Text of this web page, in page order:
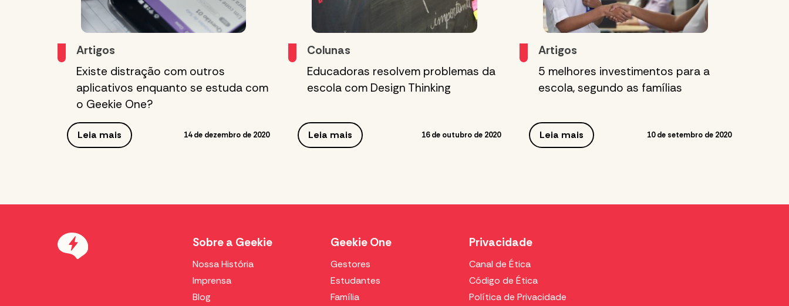
Artigos
Existe distração com outros
aplicativos enquanto se estuda com
o Geekie One?
Leia mais 14 de dezembro de 2020
Colunas
Educadoras resolvem problemas da
escola com Design Thinking
Leia mais 16 de outubro de 2020
Artigos
5 melhores investimentos para a
escola, segundo as famílias
Leia mais 10 de setembro de 2020
Sobre a Geekie
Nossa História
Imprensa
Blog
Geekie One
Gestores
Estudantes
Família
Privacidade
Canal de Ética
Código de Ética
Política de Privacidade